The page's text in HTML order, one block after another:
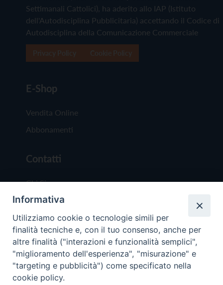
Settimanali Cattolici), ha aderito allo IAP (Istituto
dell'Autodisciplina Pubblicitaria) accettando il Codice di
Autodisciplina della Comunicazione Commerciale
E-Shop
Vendita Online
Abbonamenti
Contatti
Chi Siamo
Redazione
Scrivici
Copyright © 2019 - Tutti i diritti riservati - Vita
Informativa
Utilizziamo cookie o tecnologie simili per
finalità tecniche e, con il tuo consenso, anche per
altre finalità ("interazioni e funzionalità semplici",
"miglioramento dell'esperienza", "misurazione" e
"targeting e pubblicità") come specificato nella
cookie policy.